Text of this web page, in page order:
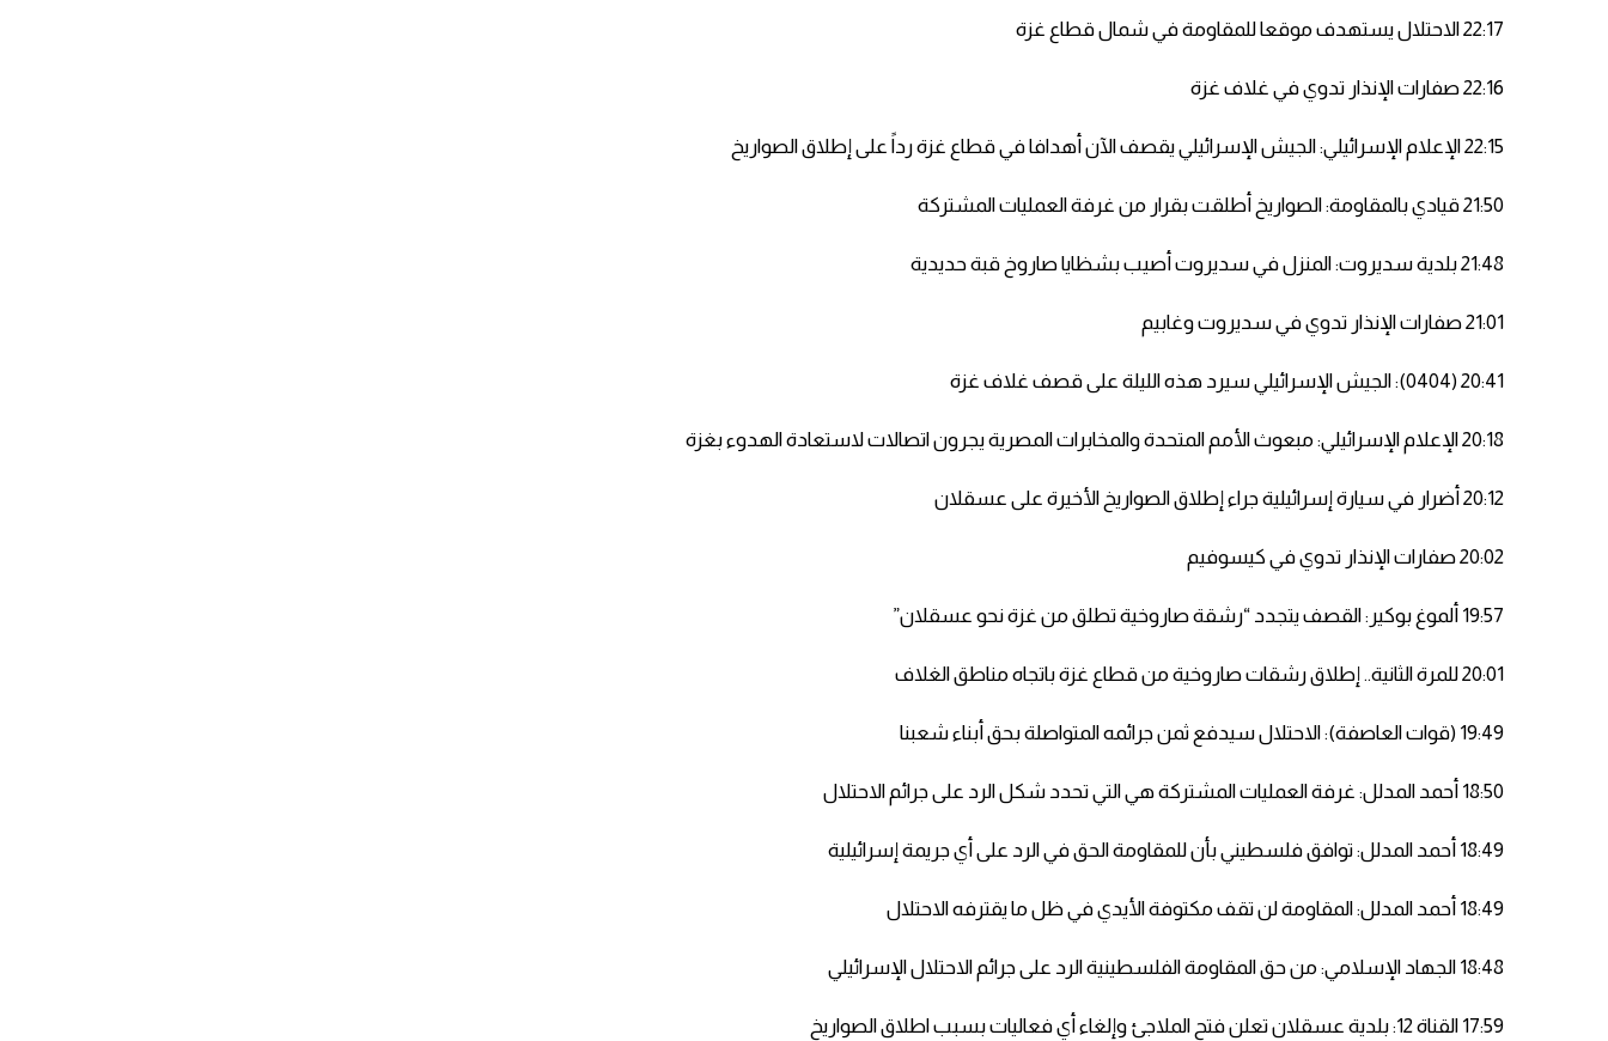
22:17 الاحتلال يستهدف موقعا للمقاومة في شمال قطاع غزة
22:16 صفارات الإنذار تدوي في غلاف غزة
22:15 الإعلام الإسرائيلي: الجيش الإسرائيلي يقصف الآن أهدافا في قطاع غزة رداً على إطلاق الصواريخ
21:50 قيادي بالمقاومة: الصواريخ أطلقت بقرار من غرفة العمليات المشتركة
21:48 بلدية سديروت: المنزل في سديروت أصيب بشظايا صاروخ قبة حديدية
21:01 صفارات الإنذار تدوي في سديروت وغابيم
20:41 (0404): الجيش الإسرائيلي سيرد هذه الليلة على قصف غلاف غزة
20:18 الإعلام الإسرائيلي: مبعوث الأمم المتحدة والمخابرات المصرية يجرون اتصالات لاستعادة الهدوء بغزة
20:12 أضرار في سيارة إسرائيلية جراء إطلاق الصواريخ الأخيرة على عسقلان
20:02 صفارات الإنذار تدوي في كيسوفيم
19:57 ألموغ بوكير: القصف يتجدد “رشقة صاروخية تطلق من غزة نحو عسقلان”
20:01 للمرة الثانية.. إطلاق رشقات صاروخية من قطاع غزة باتجاه مناطق الغلاف
19:49 (قوات العاصفة): الاحتلال سيدفع ثمن جرائمه المتواصلة بحق أبناء شعبنا
18:50 أحمد المدلل: غرفة العمليات المشتركة هي التي تحدد شكل الرد على جرائم الاحتلال
18:49 أحمد المدلل: توافق فلسطيني بأن للمقاومة الحق في الرد على أي جريمة إسرائيلية
18:49 أحمد المدلل: المقاومة لن تقف مكتوفة الأيدي في ظل ما يقترفه الاحتلال
18:48 الجهاد الإسلامي: من حق المقاومة الفلسطينية الرد على جرائم الاحتلال الإسرائيلي
17:59 القناة 12: بلدية عسقلان تعلن فتح الملاجئ وإلغاء أي فعاليات بسبب اطلاق الصواريخ